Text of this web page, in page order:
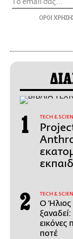
ΟΡΟΙ
ΤECH &
ΤECH &
Ο Ήλιος
ξαναδεί:
εικόνες
ποτέ